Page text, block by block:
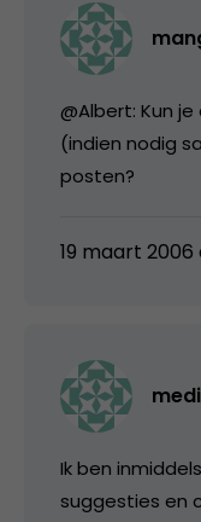
@Albert: Kun
(indien nodig
posten?
19 maart 2006
Ik ben
suggesties en